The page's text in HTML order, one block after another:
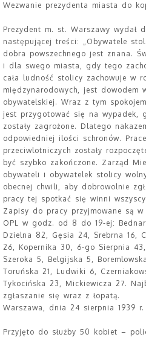
Wezwanie prezydenta miasta do
Prezydent m. st. Warszawy wydał
następującej treści: „Obywatele
dobra powszechnego jest znana.
i dla swego miasta, gdy tego
cała ludność stolicy zachowuje w
międzynarodowych, jest dowodem
obywatelskiej. Wraz z tym
jest przygotować się na wypadek,
zostały zagrożone. Dlatego
odpowiedniej ilości schronów.
przeciwlotniczych zostały
być szybko zakończone. Zarząd
obywateli i obywatelek stolicy
obecnej chwili, aby dobrowolnie
pracy tej spotkać się winni
Zapisy do pracy przyjmowane są
OPL w godz. od 8 do 19-ej:
Dzielna 82, Gęsia 24, Srebrna 16,
26, Kopernika 30, 6-go Sierpnia
Szeroka 5, Belgijska 5,
Toruńska 21, Ludwiki 6,
Tykocińska 23, Mickiewicza 27.
zgłaszanie się wraz z łopatą.
Warszawa, dnia 24 sierpnia 1939 r.
Przyjęto do służby 50 kobiet –